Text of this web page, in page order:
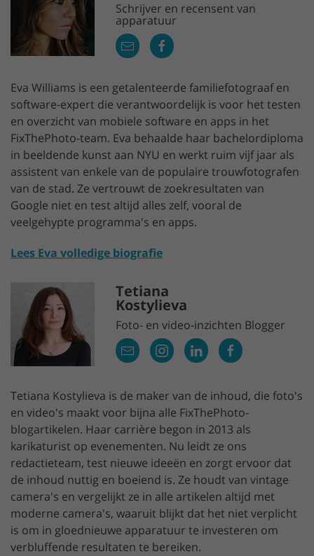
Schrijver en recensent van
apparatuur
Eva Williams is een getalenteerde familiefotograaf en
software-expert die verantwoordelijk is voor het testen
en overzicht van mobiele software en apps in het
FixThePhoto-team. Eva behaalde haar bachelordiploma
in beeldende kunst aan NYU en werkt ruim vijf jaar als
assistent van enkele van de populaire trouwfotografen
van de stad. Ze vertrouwt de zoekresultaten van
Google niet en test altijd alles zelf, vooral de
veelgehypte programma's en apps.
Lees Eva volledige biografie
Tetiana
Kostylieva
Foto- en video-inzichten Blogger
Tetiana Kostylieva is de maker van de inhoud, die foto's
en video's maakt voor bijna alle FixThePhoto-
blogartikelen. Haar carrière begon in 2013 als
karikaturist op evenementen. Nu leidt ze ons
redactieteam, test nieuwe ideeën en zorgt ervoor dat
de inhoud nuttig en boeiend is. Ze houdt van vintage
camera's en vergelijkt ze in alle artikelen altijd met
moderne camera's, waaruit blijkt dat het niet verplicht
is om in gloednieuwe apparatuur te investeren om
verbluffende resultaten te bereiken.